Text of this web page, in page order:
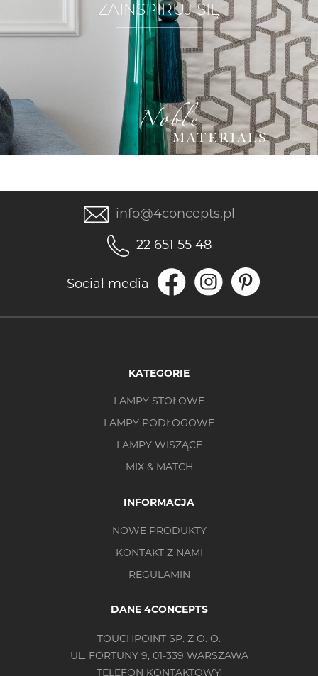
ZAINSPIRUJ SIĘ
info@4concepts.pl
22 651 55 48
Social media
KATEGORIE
LAMPY STOŁOWE
LAMPY PODŁOGOWE
LAMPY WISZĄCE
MIX & MATCH
INFORMACJA
NOWE PRODUKTY
KONTAKT Z NAMI
REGULAMIN
DANE 4CONCEPTS
TOUCHPOINT SP. Z O. O.
UL. FORTUNY 9, 01-339 WARSZAWA
TELEFON KONTAKTOWY: